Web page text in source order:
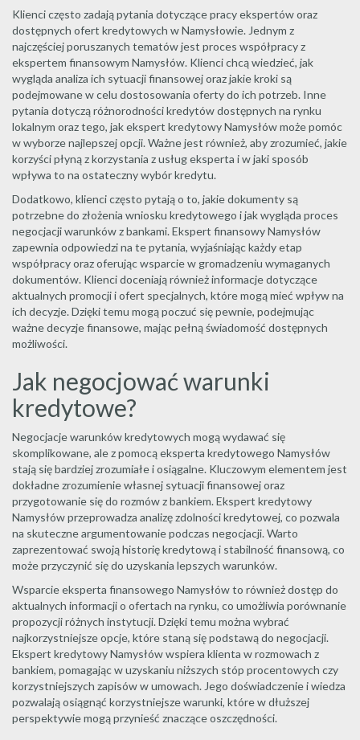
Klienci często zadają pytania dotyczące pracy ekspertów oraz
dostępnych ofert kredytowych w Namysłowie. Jednym z
najczęściej poruszanych tematów jest proces współpracy z
ekspertem finansowym Namysłów. Klienci chcą wiedzieć, jak
wygląda analiza ich sytuacji finansowej oraz jakie kroki są
podejmowane w celu dostosowania oferty do ich potrzeb. Inne
pytania dotyczą różnorodności kredytów dostępnych na rynku
lokalnym oraz tego, jak ekspert kredytowy Namysłów może pomóc
w wyborze najlepszej opcji. Ważne jest również, aby zrozumieć, jakie
korzyści płyną z korzystania z usług eksperta i w jaki sposób
wpływa to na ostateczny wybór kredytu.
Dodatkowo, klienci często pytają o to, jakie dokumenty są
potrzebne do złożenia wniosku kredytowego i jak wygląda proces
negocjacji warunków z bankami. Ekspert finansowy Namysłów
zapewnia odpowiedzi na te pytania, wyjaśniając każdy etap
współpracy oraz oferując wsparcie w gromadzeniu wymaganych
dokumentów. Klienci doceniają również informacje dotyczące
aktualnych promocji i ofert specjalnych, które mogą mieć wpływ na
ich decyzje. Dzięki temu mogą poczuć się pewnie, podejmując
ważne decyzje finansowe, mając pełną świadomość dostępnych
możliwości.
Jak negocjować warunki
kredytowe?
Negocjacje warunków kredytowych mogą wydawać się
skomplikowane, ale z pomocą eksperta kredytowego Namysłów
stają się bardziej zrozumiałe i osiągalne. Kluczowym elementem jest
dokładne zrozumienie własnej sytuacji finansowej oraz
przygotowanie się do rozmów z bankiem. Ekspert kredytowy
Namysłów przeprowadza analizę zdolności kredytowej, co pozwala
na skuteczne argumentowanie podczas negocjacji. Warto
zaprezentować swoją historię kredytową i stabilność finansową, co
może przyczynić się do uzyskania lepszych warunków.
Wsparcie eksperta finansowego Namysłów to również dostęp do
aktualnych informacji o ofertach na rynku, co umożliwia porównanie
propozycji różnych instytucji. Dzięki temu można wybrać
najkorzystniejsze opcje, które staną się podstawą do negocjacji.
Ekspert kredytowy Namysłów wspiera klienta w rozmowach z
bankiem, pomagając w uzyskaniu niższych stóp procentowych czy
korzystniejszych zapisów w umowach. Jego doświadczenie i wiedza
pozwalają osiągnąć korzystniejsze warunki, które w dłuższej
perspektywie mogą przynieść znaczące oszczędności.